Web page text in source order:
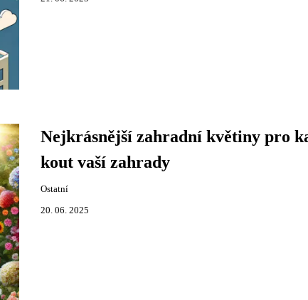
Nejkrásnější zahradní květiny pro
kout vaší zahrady
Ostatní
20. 06. 2025